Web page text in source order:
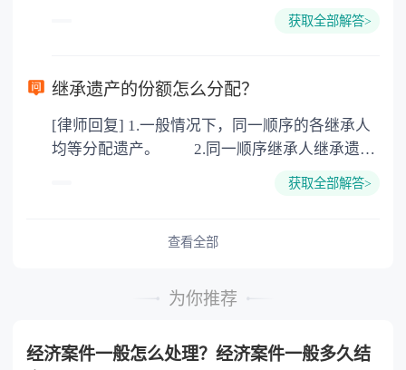
下都是不需要公证的，当然，如果需要公正的也
以防对财产继承发生纠纷，可以对遗产继承进行
公证。
获取全部解答>
继承遗产的份额怎么分配？
[律师回复] 1.一般情况下，同一顺序的各继承人
均等分配遗产。 2.同一顺序继承人继承遗产
或者与被继承人共同生活的继承人，分配遗产
的继承人，不尽扶养义务的，分配遗产时，应当
获取全部解答>
查看全部
为你推荐
经济案件一般怎么处理？经济案件一般多久结